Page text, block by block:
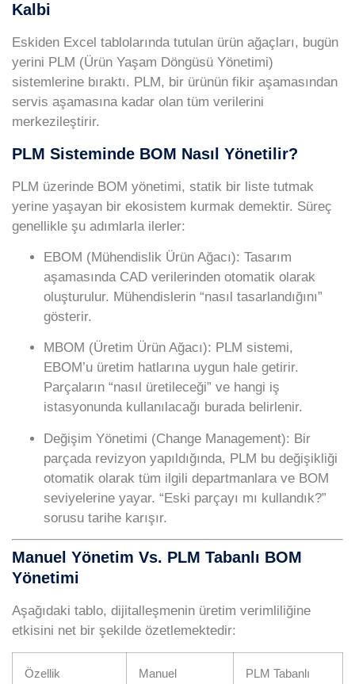
Kalbi
Eskiden Excel tablolarında tutulan ürün ağaçları, bugün
yerini PLM (Ürün Yaşam Döngüsü Yönetimi)
sistemlerine bıraktı. PLM, bir ürünün fikir aşamasından
servis aşamasına kadar olan tüm verilerini
merkezileştirir.
PLM Sisteminde BOM Nasıl Yönetilir?
PLM üzerinde BOM yönetimi, statik bir liste tutmak
yerine yaşayan bir ekosistem kurmak demektir. Süreç
genellikle şu adımlarla ilerler:
EBOM (Mühendislik Ürün Ağacı): Tasarım
aşamasında CAD verilerinden otomatik olarak
oluşturulur. Mühendislerin “nasıl tasarlandığını”
gösterir.
MBOM (Üretim Ürün Ağacı): PLM sistemi,
EBOM’u üretim hatlarına uygun hale getirir.
Parçaların “nasıl üretileceği” ve hangi iş
istasyonunda kullanılacağı burada belirlenir.
Değişim Yönetimi (Change Management): Bir
parçada revizyon yapıldığında, PLM bu değişikliği
otomatik olarak tüm ilgili departmanlara ve BOM
seviyelerine yayar. “Eski parçayı mı kullandık?”
sorusu tarihe karışır.
Manuel Yönetim Vs. PLM Tabanlı BOM
Yönetimi
Aşağıdaki tablo, dijitalleşmenin üretim verimliliğine
etkisini net bir şekilde özetlemektedir:
Özellik
Manuel
PLM Tabanlı